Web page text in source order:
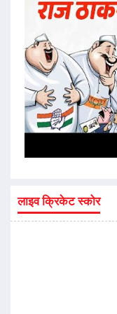
लाइव क्रिकेट स्कोर